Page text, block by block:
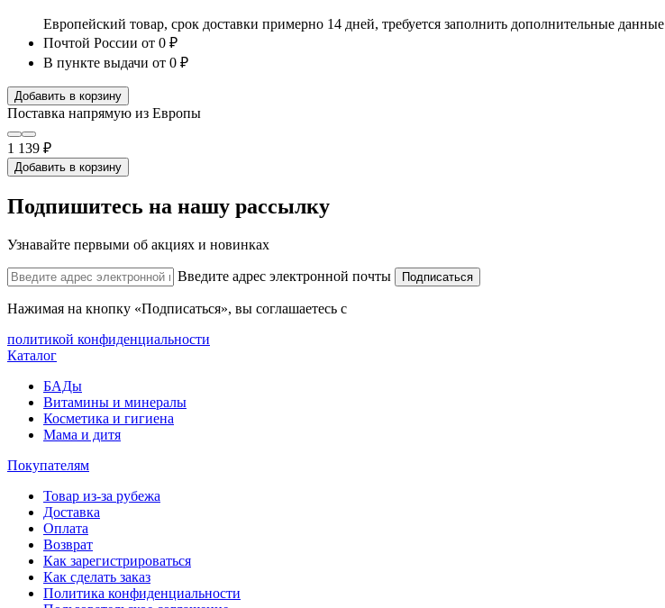
Европейский товар, срок доставки примерно 14 дней, требуется заполнить дополнительные данные
Почтой России от 0 ₽
В пункте выдачи от 0 ₽
Добавить в корзину
Поставка напрямую из Европы
1 139 ₽
Добавить в корзину
Подпишитесь на нашу рассылку
Узнавайте первыми об акциях и новинках
Введите адрес электронной почты Подписаться
Нажимая на кнопку «Подписаться», вы соглашаетесь с
политикой конфиденциальности
Каталог
БАДы
Витамины и минералы
Косметика и гигиена
Мама и дитя
Покупателям
Товар из-за рубежа
Доставка
Оплата
Возврат
Как зарегистрироваться
Как сделать заказ
Политика конфиденциальности